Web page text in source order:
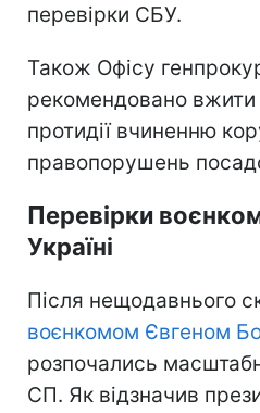
перевірки СБУ.
Також Офісу
рекомендовано вжити
протидії вчиненню
правопорушень
Перевірки
Україні
Після нещодавнього
воєнкомом Євгеном
розпочались
СП. Як відзначив